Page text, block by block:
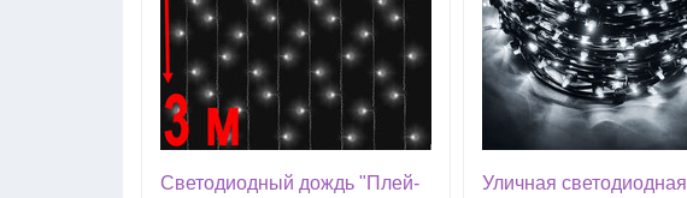
Светодиодный дождь "Плей-
Уличная светодиодная